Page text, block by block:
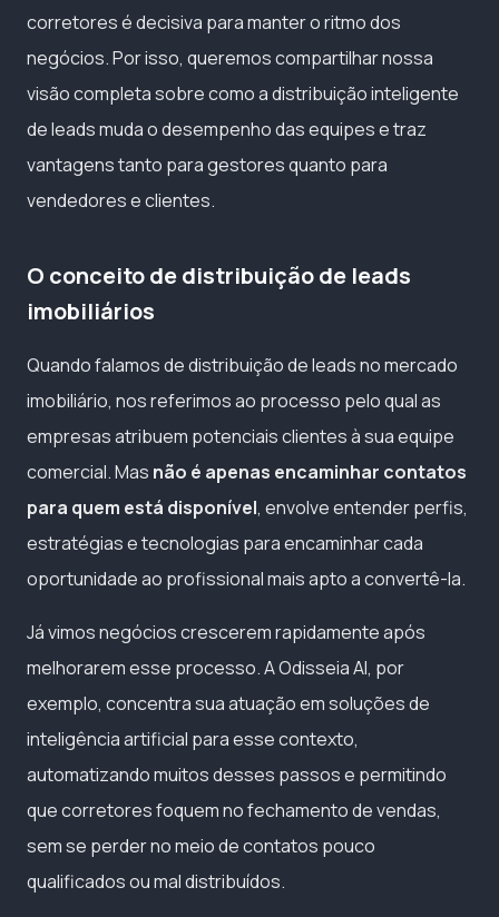
corretores é decisiva para manter o ritmo dos
negócios. Por isso, queremos compartilhar nossa
visão completa sobre como a distribuição inteligente
de leads muda o desempenho das equipes e traz
vantagens tanto para gestores quanto para
vendedores e clientes.
O conceito de distribuição de leads
imobiliários
Quando falamos de distribuição de leads no mercado
imobiliário, nos referimos ao processo pelo qual as
empresas atribuem potenciais clientes à sua equipe
comercial. Mas não é apenas encaminhar contatos
para quem está disponível, envolve entender perfis,
estratégias e tecnologias para encaminhar cada
oportunidade ao profissional mais apto a convertê-la.
Já vimos negócios crescerem rapidamente após
melhorarem esse processo. A Odisseia AI, por
exemplo, concentra sua atuação em soluções de
inteligência artificial para esse contexto,
automatizando muitos desses passos e permitindo
que corretores foquem no fechamento de vendas,
sem se perder no meio de contatos pouco
qualificados ou mal distribuídos.